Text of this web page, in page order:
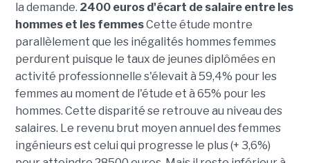
la demande. 2400 euros d'écart de salaire entre les
hommes et les femmesCette étude montre
parallèlement que les inégalités hommes femmes
perdurent puisque le taux de jeunes diplômées en
activité professionnelle s'élevait à 59,4% pour les
femmes au moment de l'étude et à 65% pour les
hommes. Cette disparité se retrouve au niveau des
salaires. Le revenu brut moyen annuel des femmes
ingénieurs est celui qui progresse le plus (+ 3,6%)